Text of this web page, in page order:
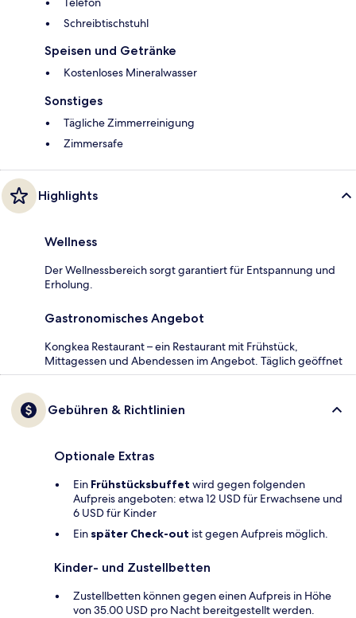
Schreibtischstuhl
Speisen und Getränke
Kostenloses Mineralwasser
Sonstiges
Tägliche Zimmerreinigung
Zimmersafe
Highlights
Wellness
Der Wellnessbereich sorgt garantiert für Entspannung und
Erholung.
Gastronomisches Angebot
Kongkea Restaurant – ein Restaurant mit Frühstück,
Mittagessen und Abendessen im Angebot. Täglich geöffnet
Gebühren & Richtlinien
Optionale Extras
Ein Frühstücksbuffet wird gegen folgenden
Aufpreis angeboten: etwa 12 USD für Erwachsene und
6 USD für Kinder
Ein später Check-out ist gegen Aufpreis möglich.
Kinder- und Zustellbetten
Zustellbetten können gegen einen Aufpreis in Höhe
von 35.00 USD pro Nacht bereitgestellt werden.